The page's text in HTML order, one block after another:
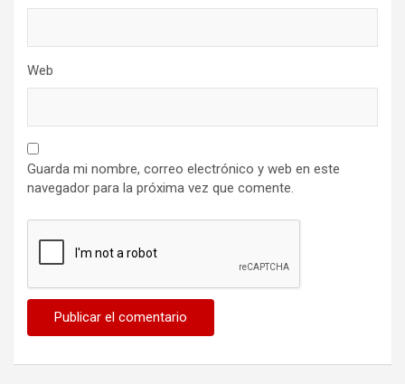
Web
Guarda mi nombre, correo electrónico y web en este
navegador para la próxima vez que comente.